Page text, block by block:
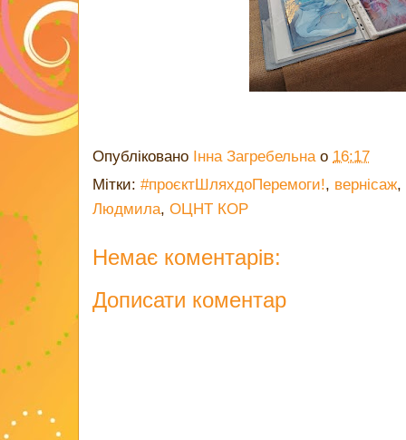
Опубліковано Інна Загребельна о 16:17
Мітки: #проєктШляхдоПеремоги!, вернісаж,
Людмила, ОЦНТ КОР
Немає коментарів:
Дописати коментар